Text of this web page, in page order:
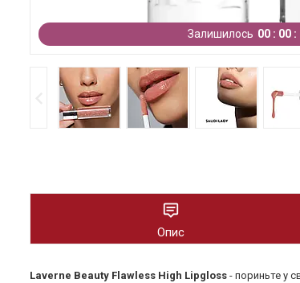
Залишилось 00 00
Опис
Laverne Beauty Flawless High Lipgloss - пориньте у